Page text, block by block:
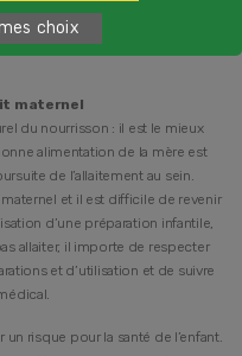
maternel
du nourrisson : il est le mieux
alimentation de la mère est
de l’allaitement au sein.
maternel et il est difficile de revenir
d’une préparation infantile,
allaiter, il importe de respecter
et d’utilisation et de suivre
risque pour la santé de l’enfant.
choix